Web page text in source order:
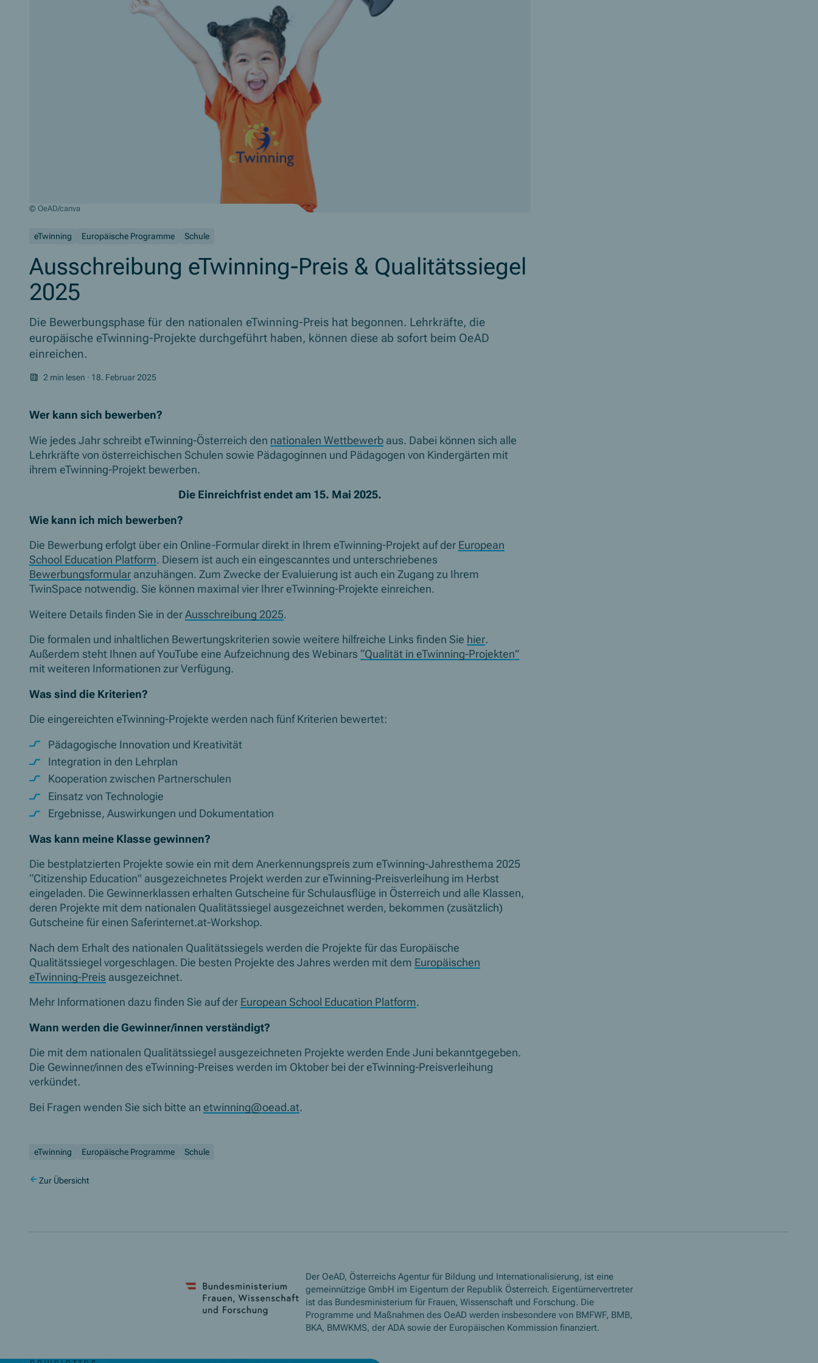
© OeAD/canva
eTwinning Europäische Programme Schule
Ausschreibung eTwinning-Preis & Qualitätssiegel
2025
Die Bewerbungsphase für den nationalen eTwinning-Preis hat begonnen. Lehrkräfte, die
europäische eTwinning-Projekte durchgeführt haben, können diese ab sofort beim OeAD
einreichen.
2 min lesen · 18. Februar 2025
Wer kann sich bewerben?
Wie jedes Jahr schreibt eTwinning-Österreich den nationalen Wettbewerb aus. Dabei können sich alle
Lehrkräfte von österreichischen Schulen sowie Pädagoginnen und Pädagogen von Kindergärten mit
ihrem eTwinning-Projekt bewerben.
Die Einreichfrist endet am 15. Mai 2025.
Wie kann ich mich bewerben?
Die Bewerbung erfolgt über ein Online-Formular direkt in Ihrem eTwinning-Projekt auf der European
School Education Platform. Diesem ist auch ein eingescanntes und unterschriebenes
Bewerbungsformular anzuhängen. Zum Zwecke der Evaluierung ist auch ein Zugang zu Ihrem
TwinSpace notwendig. Sie können maximal vier Ihrer eTwinning-Projekte einreichen.
Weitere Details finden Sie in der Ausschreibung 2025.
Die formalen und inhaltlichen Bewertungskriterien sowie weitere hilfreiche Links finden Sie hier.
Außerdem steht Ihnen auf YouTube eine Aufzeichnung des Webinars “Qualität in eTwinning-Projekten”
mit weiteren Informationen zur Verfügung.
Was sind die Kriterien?
Die eingereichten eTwinning-Projekte werden nach fünf Kriterien bewertet:
Pädagogische Innovation und Kreativität
Integration in den Lehrplan
Kooperation zwischen Partnerschulen
Einsatz von Technologie
Ergebnisse, Auswirkungen und Dokumentation
Was kann meine Klasse gewinnen?
Die bestplatzierten Projekte sowie ein mit dem Anerkennungspreis zum eTwinning-Jahresthema 2025
“Citizenship Education" ausgezeichnetes Projekt werden zur eTwinning-Preisverleihung im Herbst
eingeladen. Die Gewinnerklassen erhalten Gutscheine für Schulausflüge in Österreich und alle Klassen,
deren Projekte mit dem nationalen Qualitätssiegel ausgezeichnet werden, bekommen (zusätzlich)
Gutscheine für einen Saferinternet.at-Workshop.
Nach dem Erhalt des nationalen Qualitätssiegels werden die Projekte für das Europäische
Qualitätssiegel vorgeschlagen. Die besten Projekte des Jahres werden mit dem Europäischen
eTwinning-Preis ausgezeichnet.
Mehr Informationen dazu finden Sie auf der European School Education Platform.
Wann werden die Gewinner/innen verständigt?
Die mit dem nationalen Qualitätssiegel ausgezeichneten Projekte werden Ende Juni bekanntgegeben.
Die Gewinner/innen des eTwinning-Preises werden im Oktober bei der eTwinning-Preisverleihung
verkündet.
Bei Fragen wenden Sie sich bitte an etwinning@oead.at.
eTwinning Europäische Programme Schule
Zur Übersicht
Der OeAD, Österreichs Agentur für Bildung und Internationalisierung, ist eine
gemeinnützige GmbH im Eigentum der Republik Österreich. Eigentümervertreter
ist das Bundesministerium für Frauen, Wissenschaft und Forschung. Die
Programme und Maßnahmen des OeAD werden insbesondere von BMFWF, BMB,
BKA, BMWKMS, der ADA sowie der Europäischen Kommission finanziert.